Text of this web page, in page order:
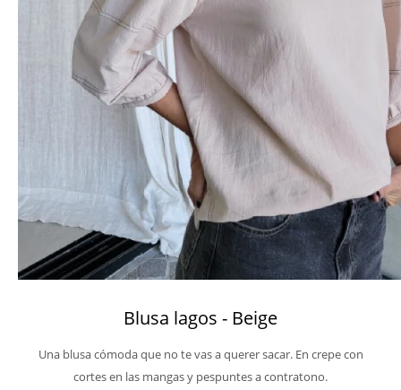
Blusa lagos - Beige
Una blusa cómoda que no te vas a querer sacar. En crepe con
cortes en las mangas y pespuntes a contratono.